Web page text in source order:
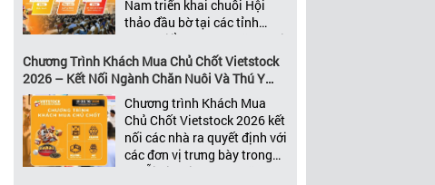
– chăn […]
Nam triển khai chuỗi Hội
thảo đầu bờ tại các tỉnh
trọng điểm ngành chăn nuôi
Không chỉ là nền tảng giao
thương hàng đầu của ngành
chăn nuôi và thú y, Vietstock
còn là triển lãm duy nhất tại
Việt Nam tổ chức thường
niên […]
Chương Trình Khách Mua Chủ Chốt Vietstock
2026 – Kết Nối Ngành Chăn Nuôi Và Thú Y
Việt Nam Và Đông Nam ÁChương trình Khách Mua
Chủ Chốt Vietstock 2026 kết
nối các nhà ra quyết định với
các đơn vị trưng bày trong
chuỗi giá trị ngành chăn